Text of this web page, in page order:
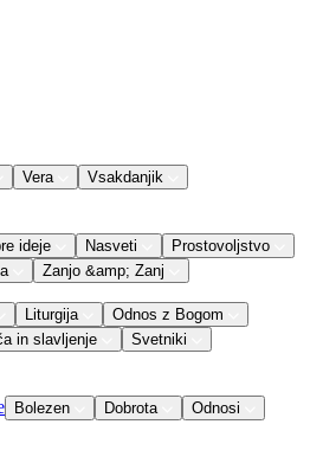
Vera
Vsakdanjik
ideje Nasveti
Prostovoljstvo
Zanjo &amp; Zanj
Liturgija
Odnos z Bogom
in slavljenje
Svetniki
Bolezen Dobrota
Odnosi